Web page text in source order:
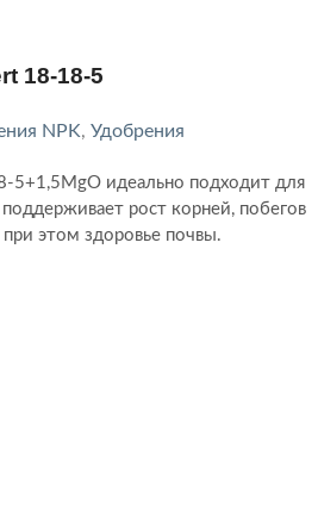
18-18-5
NPK, Удобрения
5+1,5MgO идеально подходит для
рост корней, побегов
этом здоровье почвы.